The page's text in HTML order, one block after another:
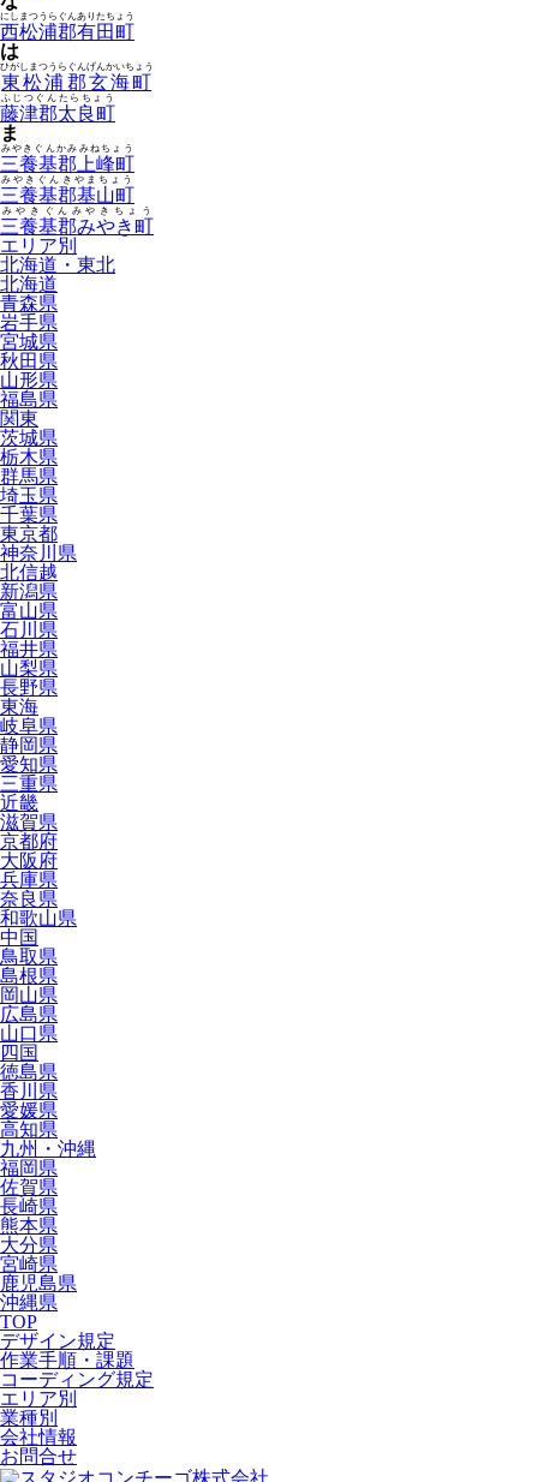
西松浦郡有田町
にしまつうらぐんありたちょう
は
東松浦郡玄海町
ひがしまつうらぐんげんかいちょう
藤津郡太良町
ふじつぐんたらちょう
ま
三養基郡上峰町
みやきぐんかみみねちょう
三養基郡基山町
みやきぐんきやまちょう
三養基郡みやき町
みやきぐんみやきちょう
エリア別
北海道・東北
北海道
青森県
岩手県
宮城県
秋田県
山形県
福島県
関東
茨城県
栃木県
群馬県
埼玉県
千葉県
東京都
神奈川県
北信越
新潟県
富山県
石川県
福井県
山梨県
長野県
東海
岐阜県
静岡県
愛知県
三重県
近畿
滋賀県
京都府
大阪府
兵庫県
奈良県
和歌山県
中国
鳥取県
島根県
岡山県
広島県
山口県
四国
徳島県
香川県
愛媛県
高知県
九州・沖縄
福岡県
佐賀県
長崎県
熊本県
大分県
宮崎県
鹿児島県
沖縄県
TOP
デザイン規定
作業手順・課題
コーディング規定
エリア別
業種別
会社情報
お問合せ